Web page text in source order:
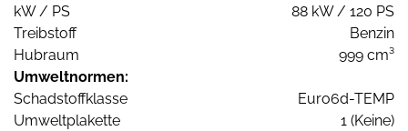
kW / PS
88 kW / 120 PS
Treibstoff
Benzin
Hubraum
999 cm³
Umweltnormen:
Schadstoffklasse
Euro6d-TEMP
Umweltplakette
1 (Keine)